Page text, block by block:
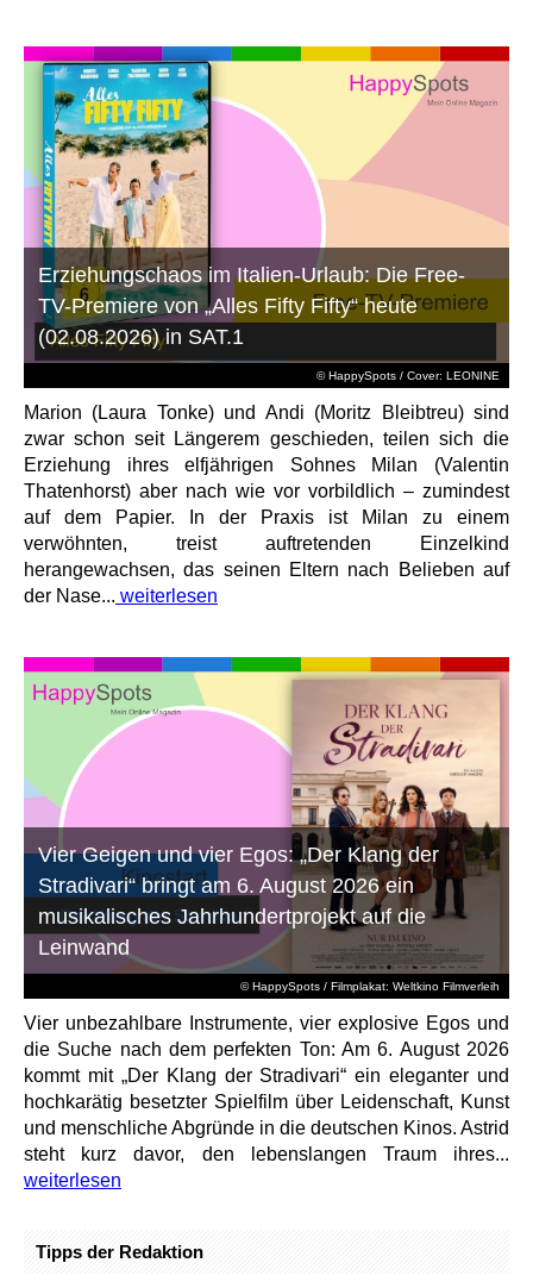
© HappySpots / Cover: LEONINE
Erziehungschaos im Italien-Urlaub: Die Free-
TV-Premiere von „Alles Fifty Fifty“ heute
(02.08.2026) in SAT.1
Marion (Laura Tonke) und Andi (Moritz Bleibtreu) sind
zwar schon seit Längerem geschieden, teilen sich die
Erziehung ihres elfjährigen Sohnes Milan (Valentin
Thatenhorst) aber nach wie vor vorbildlich – zumindest
auf dem Papier. In der Praxis ist Milan zu einem
verwöhnten, treist auftretenden Einzelkind
herangewachsen, das seinen Eltern nach Belieben auf
der Nase... weiterlesen
© HappySpots / Filmplakat: Weltkino Filmverleih
Vier Geigen und vier Egos: „Der Klang der
Stradivari“ bringt am 6. August 2026 ein
musikalisches Jahrhundertprojekt auf die
Leinwand
Vier unbezahlbare Instrumente, vier explosive Egos und
die Suche nach dem perfekten Ton: Am 6. August 2026
kommt mit „Der Klang der Stradivari“ ein eleganter und
hochkarätig besetzter Spielfilm über Leidenschaft, Kunst
und menschliche Abgründe in die deutschen Kinos. Astrid
steht kurz davor, den lebenslangen Traum ihres...
weiterlesen
Tipps der Redaktion